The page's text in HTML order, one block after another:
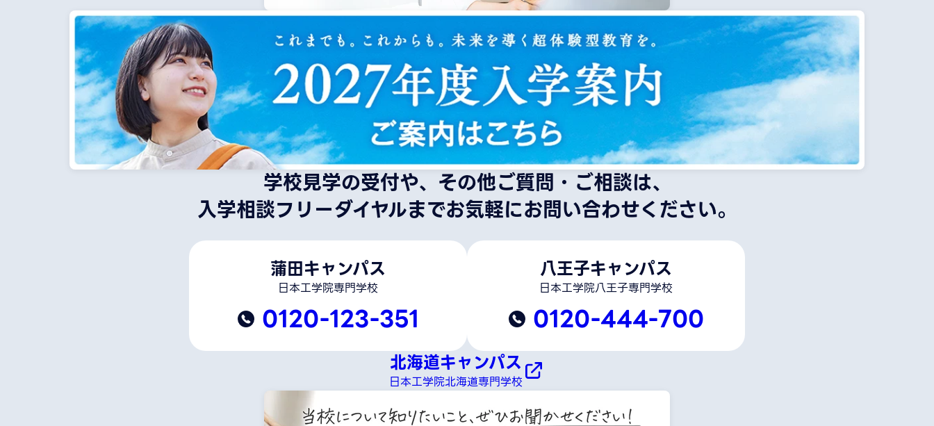
学校見学の受付や、その他ご質問・ご相談は、
入学相談フリーダイヤルまでお気軽にお問い合わせください。
蒲田キャンパス
日本工学院専門学校
0120-123-351
八王子キャンパス
日本工学院八王子専門学校
0120-444-700
北海道キャンパス
日本工学院北海道専門学校